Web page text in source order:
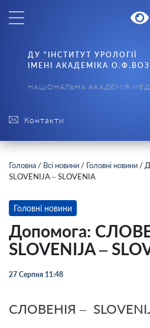
Контакти
ДУ "ІНСТИТУТ УРОЛОГІЇ
ІМЕНІ АКАДЕМІКА
НАЦІОНАЛЬНА АКАДЕМІЯ
Головна / Всі новини / Головні новини /
SLOVENIJA – SLOVENIA
Головні новини
Допомога:
SLOVENIJA –
27 Серпня 11:48
СЛОВЕНІЯ –